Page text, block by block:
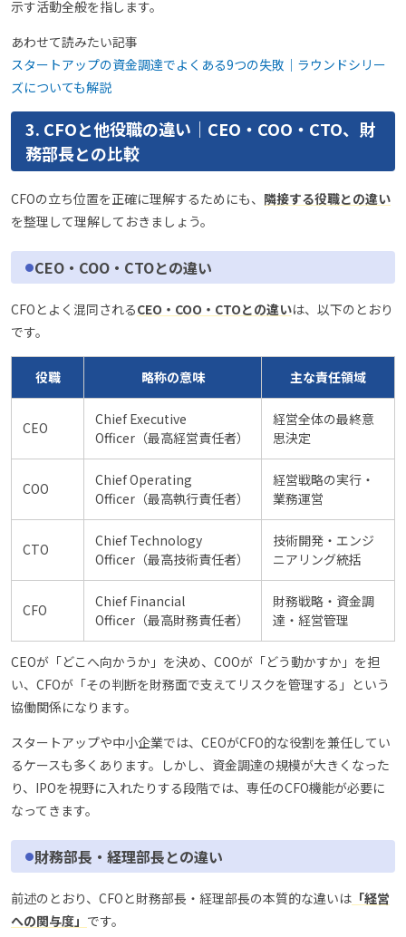
示す活動全般を指します。
あわせて読みたい記事
スタートアップの資金調達でよくある9つの失敗｜ラウンドシリー
ズについても解説
3. CFOと他役職の違い｜CEO・COO・CTO、財
務部長との比較
CFOの立ち位置を正確に理解するためにも、 隣接する役職との違い
を整理して理解しておきましょう。
CEO・COO・CTOとの違い
CFOとよく混同されるCEO・COO・CTOとの違いは、以下のとおり
です。
役職 略称の意味 主な責任領域
CEO
Chief Executive
Officer（最高経営責任者）
経営全体の最終意
思決定
COO
Chief Operating
Officer（最高執行責任者）
経営戦略の実行・
業務運営
CTO
Chief Technology
Officer（最高技術責任者）
技術開発・エンジ
ニアリング統括
CFO
Chief Financial
Officer（最高財務責任者）
財務戦略・資金調
達・経営管理
CEOが「どこへ向かうか」を決め、COOが「どう動かすか」を担
い、CFOが「その判断を財務面で支えてリスクを管理する」という
協働関係になります。
スタートアップや中小企業では、CEOがCFO的な役割を兼任してい
るケースも多くあります。しかし、資金調達の規模が大きくなった
り、IPOを視野に入れたりする段階では、専任のCFO機能が必要に
なってきます。
財務部長・経理部長との違い
前述のとおり、CFOと財務部長・経理部長の本質的な違いは 「経営
への関与度」 です。